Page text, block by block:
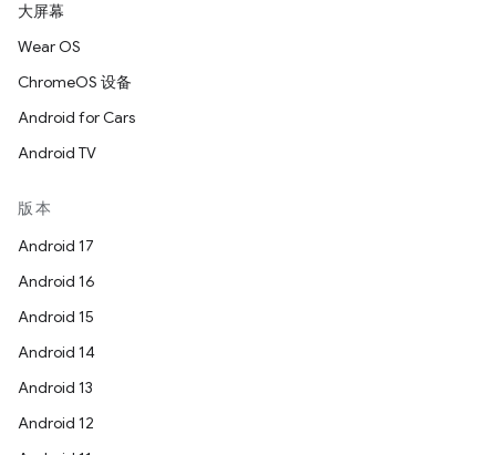
大屏幕
Wear OS
ChromeOS 设备
Android for Cars
Android TV
版本
Android 17
Android 16
Android 15
Android 14
Android 13
Android 12